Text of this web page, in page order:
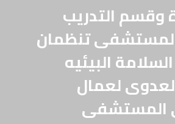
وقسم التدريب
تنظمان
البيئيه
لعمال
المستشفى